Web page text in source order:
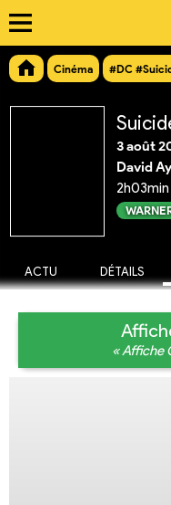
Cinéma #DC
3 août
David
2h03min
ACTU DÉTAILS
« Affiche